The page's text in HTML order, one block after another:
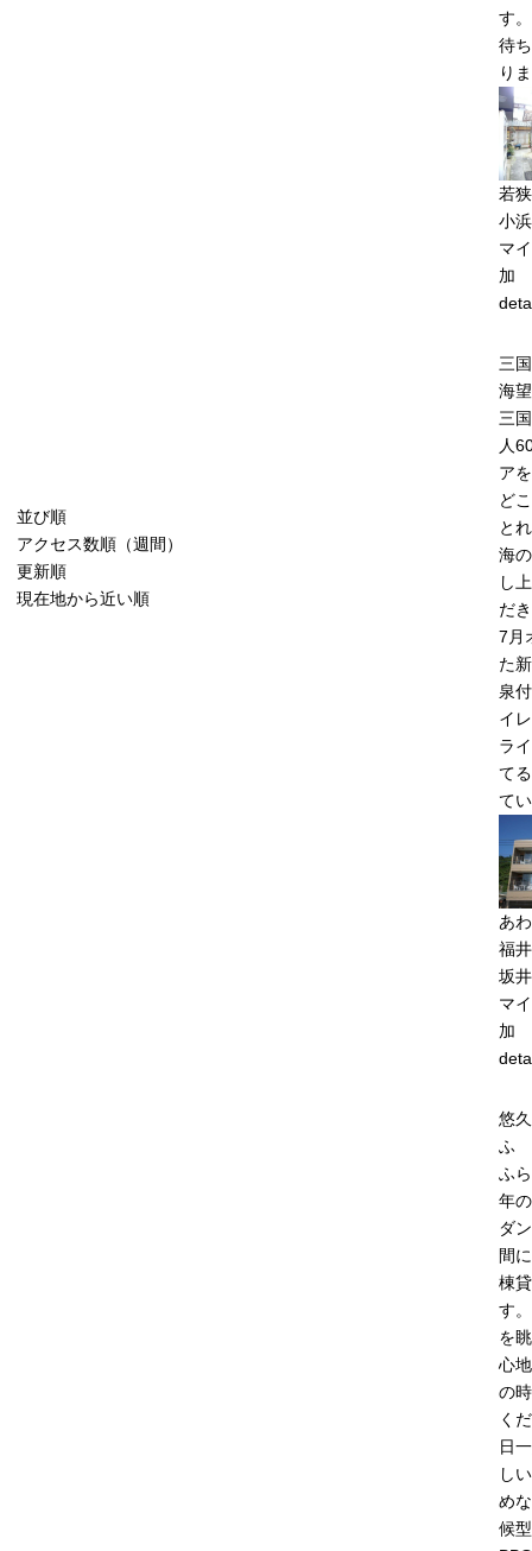
並び順
アクセス数順（週間）
更新順
現在地から近い順
す
待
り
若
小
マ
加
三
海
三
人
ア
ど
と
海
し
だ
7月
た
泉
イ
ラ
て
て
あ
福
坂
マ
加
悠
ふ
ふ
年
ダ
間
棟
す
を
心
の
く
日
し
め
候